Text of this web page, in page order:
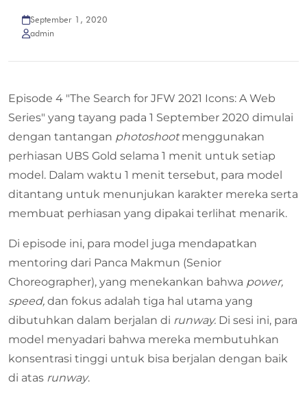
September 1, 2020
admin
Episode 4 "The Search for JFW 2021 Icons: A Web
Series" yang tayang pada 1 September 2020 dimulai
dengan tantangan photoshootmenggunakan
perhiasan UBS Gold selama 1 menit untuk setiap
model. Dalam waktu 1 menit tersebut, para model
ditantang untuk menunjukan karakter mereka serta
membuat perhiasan yang dipakai terlihat menarik.
Di episode ini, para model juga mendapatkan
mentoring dari Panca Makmun (Senior
Choreographer), yang menekankan bahwa power,
speed, dan fokus adalah tiga hal utama yang
dibutuhkan dalam berjalan di runway. Di sesi ini, para
model menyadari bahwa mereka membutuhkan
konsentrasi tinggi untuk bisa berjalan dengan baik
di atas runway.